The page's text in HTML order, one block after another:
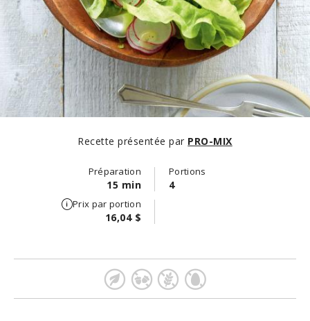
Recette présentée par PRO-MIX
Préparation
15 min
Portions
4
Prix par portion
16,04 $